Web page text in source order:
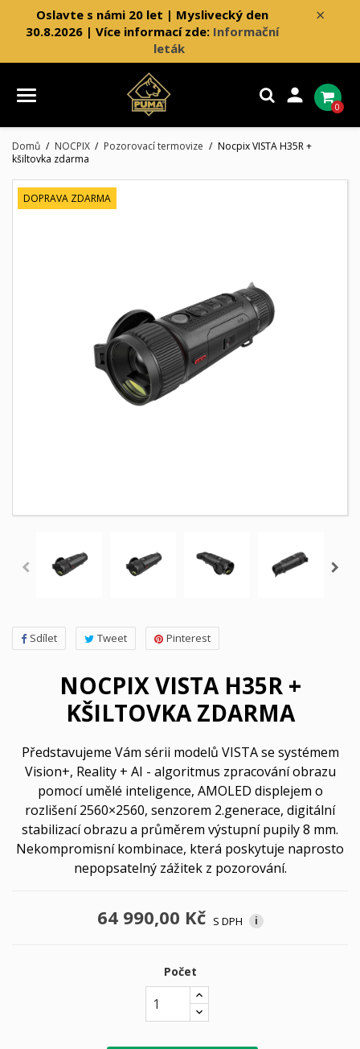
×
Oslavte s námi 20 let | Myslivecký den
30.8.2026 | Více informací zde: Informační
leták

0
Domů NOCPIX Pozorovací termovize
Nocpix VISTA H35R +
kšiltovka zdarma
DOPRAVA ZDARMA
Sdílet Tweet Pinterest
NOCPIX VISTA H35R +
KŠILTOVKA ZDARMA
Představujeme Vám sérii modelů VISTA se systémem
Vision+, Reality + AI - algoritmus zpracování obrazu
pomocí umělé inteligence, AMOLED displejem o
rozlišení 2560×2560, senzorem 2.generace, digitální
stabilizací obrazu a průměrem výstupní pupily 8 mm.
Nekompromisní kombinace, která poskytuje naprosto
nepopsatelný zážitek z pozorování.
64 990,00 Kč S DPH i
Počet